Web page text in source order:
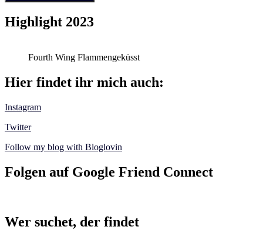
Highlight 2023
Fourth Wing Flammengeküsst
Hier findet ihr mich auch:
Instagram
Twitter
Follow my blog with Bloglovin
Folgen auf Google Friend Connect
Wer suchet, der findet